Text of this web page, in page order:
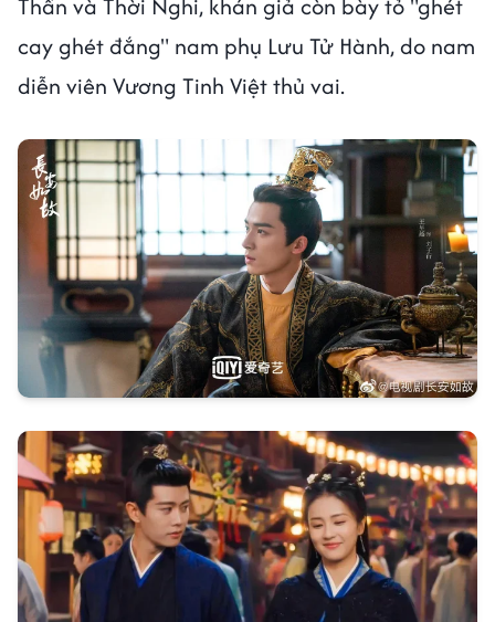
cay ghét đắng" nam phụ Lưu Tử Hành, do nam
diễn viên Vương Tinh Việt thủ vai.